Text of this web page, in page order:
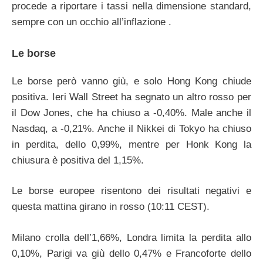
procede a riportare i tassi nella dimensione standard,
sempre con un occhio all’inflazione .
Le borse
Le borse però vanno giù, e solo Hong Kong chiude
positiva. Ieri Wall Street ha segnato un altro rosso per
il Dow Jones, che ha chiuso a -0,40%. Male anche il
Nasdaq, a -0,21%. Anche il Nikkei di Tokyo ha chiuso
in perdita, dello 0,99%, mentre per Honk Kong la
chiusura è positiva del 1,15%.
Le borse europee risentono dei risultati negativi e
questa mattina girano in rosso (10:11 CEST).
Milano crolla dell’1,66%, Londra limita la perdita allo
0,10%, Parigi va giù dello 0,47% e Francoforte dello